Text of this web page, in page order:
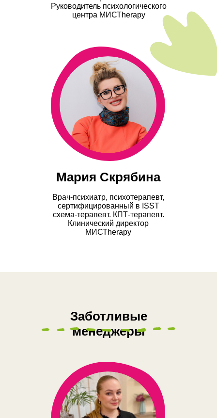
Руководитель психологического
центра МИСТherapy
Мария Скрябина
Врач-психиатр, психотерапевт,
сертифицированный в ISST
схема-терапевт. КПТ-терапевт.
Клинический директор
МИСТherapy
Заботливые
менеджеры